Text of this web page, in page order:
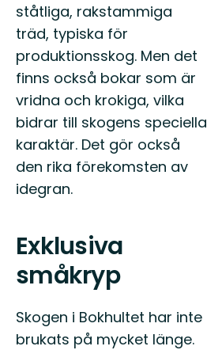
ståtliga, rakstammiga
träd, typiska för
produktionsskog. Men det
finns också bokar som är
vridna och krokiga, vilka
bidrar till skogens speciella
karaktär. Det gör också
den rika förekomsten av
idegran.
Exklusiva
småkryp
Skogen i Bokhultet har inte
brukats på mycket länge.